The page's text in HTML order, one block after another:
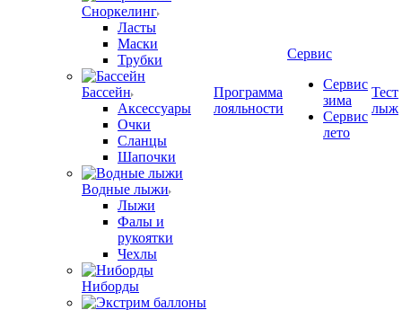
Сноркелинг
Ласты
Маски
Трубки
Бассейн
Аксессуары
Очки
Сланцы
Шапочки
Водные лыжи
Лыжи
Фалы и
рукоятки
Чехлы
Ниборды
Программа
лояльности
Сервис
Сервис
зима
Сервис
лето
Тест
лыж